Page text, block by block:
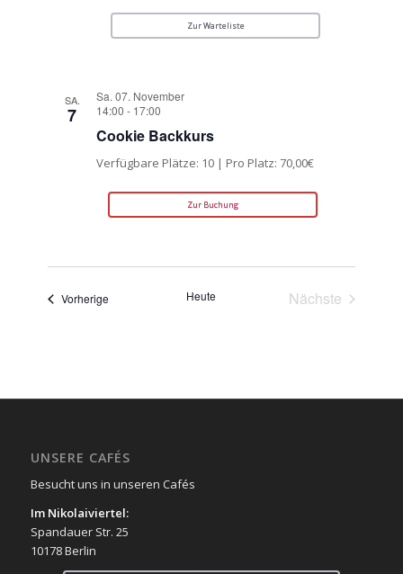
Zur Warteliste
SA.
7
Sa. 07. November
14:00 - 17:00
Cookie Backkurs
Verfügbare Plätze: 10 | Pro Platz: 70,00€
Zur Buchung
Vorherige VeranstaltungenHeute
Nächste
UNSERE CAFÉS
Besucht uns in unseren Cafés
Im Nikolaiviertel:
Spandauer Str. 25
10178 Berlin